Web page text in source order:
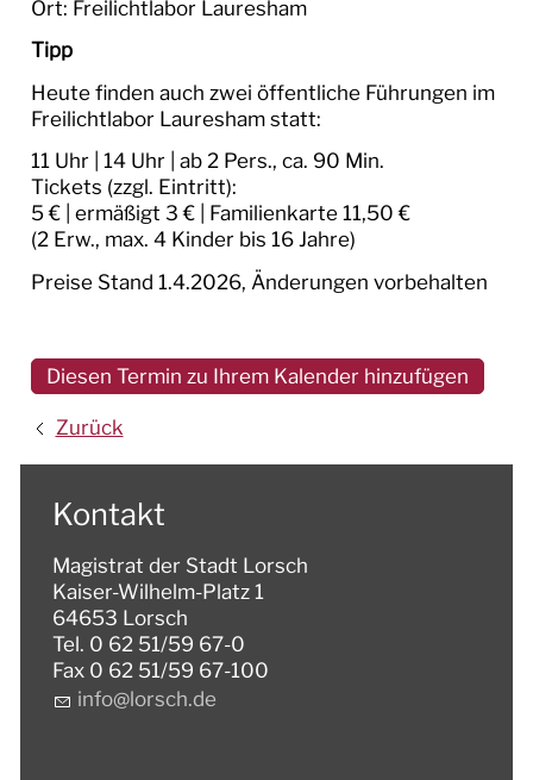
Ort: Freilichtlabor Lauresham
Tipp
Heute finden auch zwei öffentliche Führungen im
Freilichtlabor Lauresham statt:
11 Uhr | 14 Uhr | ab 2 Pers., ca. 90 Min.
Tickets (zzgl. Eintritt):
5 € | ermäßigt 3 € | Familienkarte 11,50 €
(2 Erw., max. 4 Kinder bis 16 Jahre)
Preise Stand 1.4.2026, Änderungen vorbehalten
Diesen Termin zu Ihrem Kalender hinzufügen
Zurück
Kontakt
Magistrat der Stadt Lorsch
Kaiser-Wilhelm-Platz 1
64653 Lorsch
Tel. 0 62 51/59 67-0
Fax 0 62 51/59 67-100
nf
l rsch d